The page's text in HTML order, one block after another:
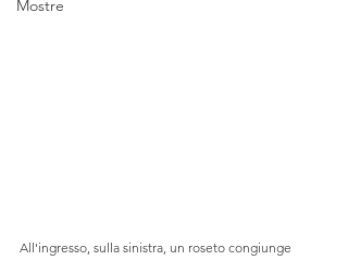
Mostre
All'ingresso, sulla sinistra, un roseto congiunge